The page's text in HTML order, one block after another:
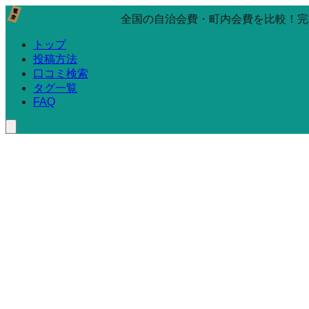
全国の自治会費・町内会費を比較！
トップ
投稿方法
口コミ検索
タグ一覧
FAQ